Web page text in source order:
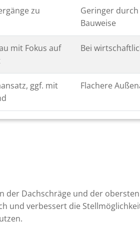
zu
Geringer
Bauweise
mit Fokus auf
Bei
ggf. mit
Flachere
Dachschräge und der
und verbessert die